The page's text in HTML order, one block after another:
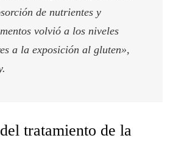
de nutrientes y
volvió a los niveles
a la exposición al gluten»,
tratamiento de la